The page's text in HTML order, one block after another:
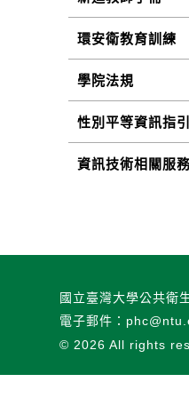
環安衛教育訓練
學院法規
性別平等資訊指引
資訊技術相關服
國立臺灣大學公共衛
電子郵件：
© 2026 All rights